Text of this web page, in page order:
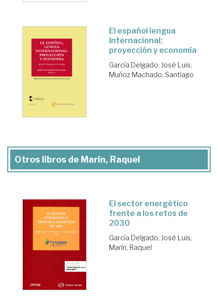
El español lengua
internacional:
proyección y economía
García Delgado, José Luis;
Muñoz Machado, Santiago
Otros libros de Marín, Raquel
El sector energético
frente a los retos de
2030
García Delgado, José Luis;
Marín, Raquel